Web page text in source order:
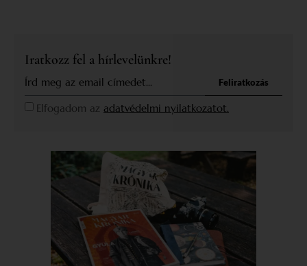
Iratkozz fel a hírlevelünkre!
Elfogadom az adatvédelmi nyilatkozatot.
Feliratkozás